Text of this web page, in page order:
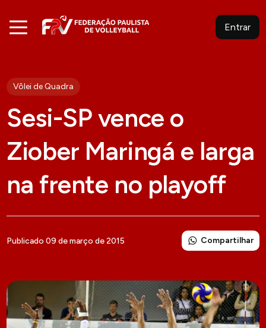
Entrar
Vôlei de Quadra
Sesi-SP vence o
Ziober Maringá e larga
na frente no playoff
Publicado 09 de março de 2015 Compartilhar